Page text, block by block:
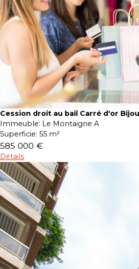
Cession droit au bail Carré d'or
Immeuble: Le Montaigne A
Superficie: 55 m²
585 000 €
Détails